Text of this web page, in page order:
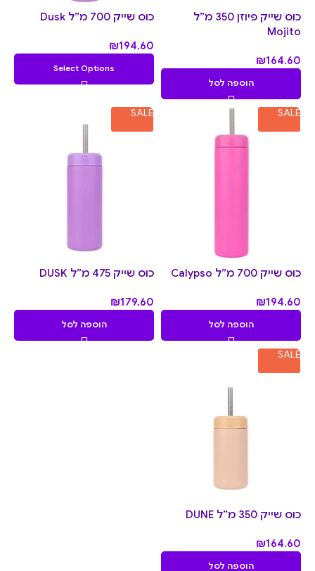
כוס שייק פיוזן 350 מ״ל
Mojito
₪164.60
הוספה לסל
כוס שייק 700 מ״ל Dusk
₪194.60
Select Options
SALE
כוס שייק 700 מ״ל Calypso
₪194.60
הוספה לסל
SALE
כוס שייק 475 מ״ל DUSK
₪179.60
הוספה לסל
SALE
כוס שייק 350 מ״ל DUNE
₪164.60
הוספה לסל